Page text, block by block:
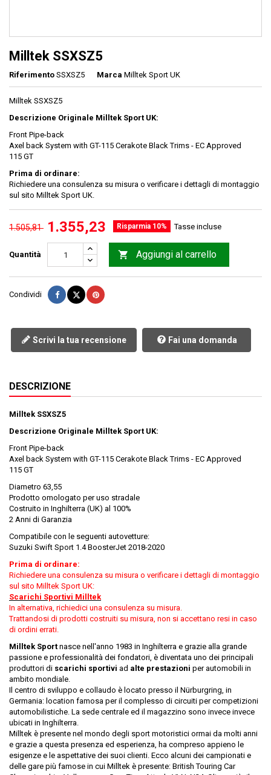
Milltek SSXSZ5
Riferimento SSXSZ5 Marca Milltek Sport UK
Milltek SSXSZ5
Descrizione Originale Milltek Sport UK:
Front Pipe-back
Axel back System with GT-115 Cerakote Black Trims - EC Approved
115 GT
Prima di ordinare:
Richiedere una consulenza su misura o verificare i dettagli di montaggio
sul sito Milltek Sport UK.
1.505,81 1.355,23 Risparmia 10% Tasse incluse
Quantità  Aggiungi al carrello
Condividi CondividiTwittaPinterest
Scrivi la tua recensione Fai una domanda
DESCRIZIONE
Milltek SSXSZ5
Descrizione Originale Milltek Sport UK:
Front Pipe-back
Axel back System with GT-115 Cerakote Black Trims - EC Approved
115 GT
Diametro 63,55
Prodotto omologato per uso stradale
Costruito in Inghilterra (UK) al 100%
2 Anni di Garanzia
Compatibile con le seguenti autovetture:
Suzuki Swift Sport 1.4 BoosterJet 2018-2020
Prima di ordinare:
Richiedere una consulenza su misura o verificare i dettagli di montaggio
sul sito Milltek Sport UK:
Scarichi Sportivi Milltek
In alternativa, richiedici una consulenza su misura.
Trattandosi di prodotti costruiti su misura, non si accettano resi in caso
di ordini errati.
Milltek Sport nasce nell'anno 1983 in Inghilterra e grazie alla grande
passione e professionalità dei fondatori, è diventata uno dei principali
produttori di scarichi sportivi ad alte prestazioni per automobili in
ambito mondiale.
Il centro di sviluppo e collaudo è locato presso il Nürburgring, in
Germania: location famosa per il complesso di circuiti per competizioni
automobilistiche. La sede centrale ed il magazzino sono invece invece
ubicati in Inghilterra.
Milltek è presente nel mondo degli sport motoristici ormai da molti anni
e grazie a questa presenza ed esperienza, ha compreso appieno le
esigenze e le aspettative dei suoi clienti. Ecco alcuni dei campionati e
delle gare più famose in cui Milltek è presente: British Touring Car